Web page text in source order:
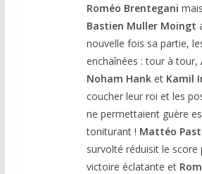
Roméo Brentegani
Bastien Muller Moingt
nouvelle fois sa partie,
enchaînées : tour à tour,
Noham Hank et Kamil
coucher leur roi et les
ne permettaient guère
toniturant ! Mattéo
survolté réduisit le score
victoire éclatante et